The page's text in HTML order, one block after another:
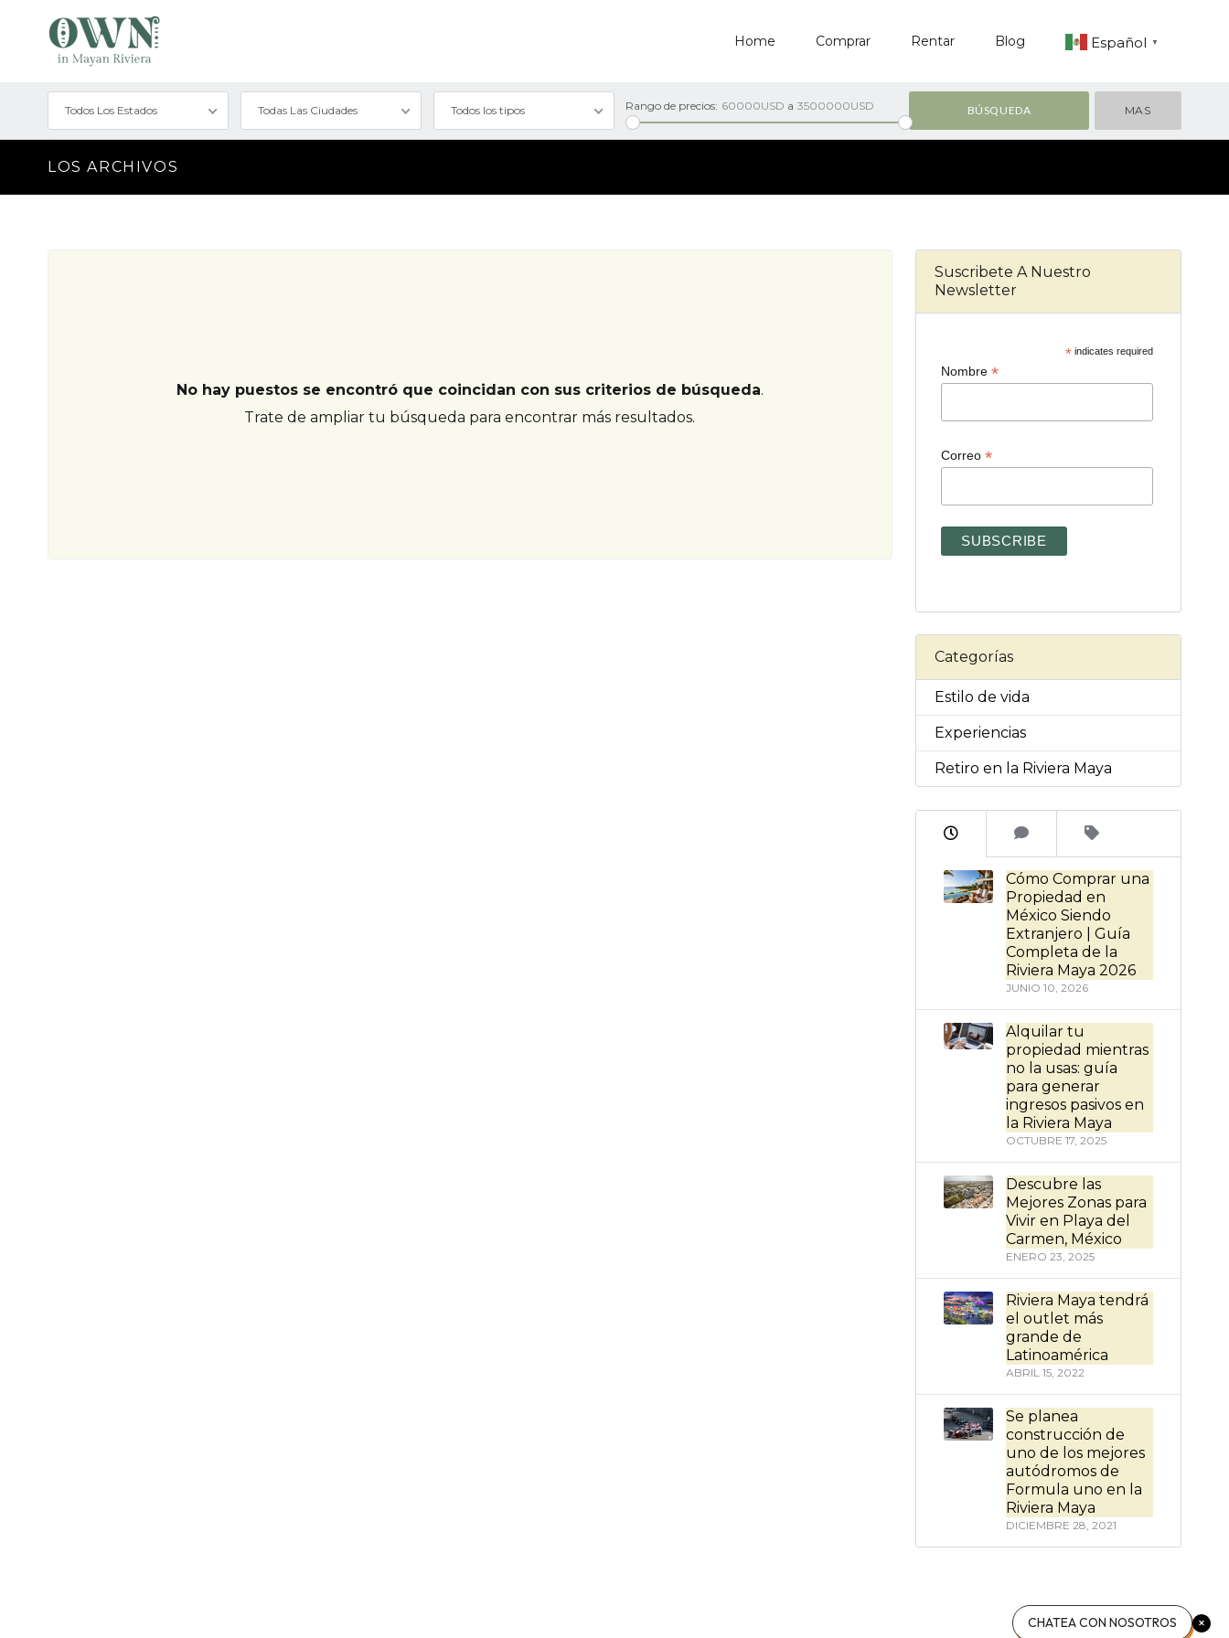
Home Comprar Rentar Blog Español ▼
Todos Los Estados Todas Las Ciudades Todos los tipos Rango de precios: 60000USD a 3500000USD MAS
LOS ARCHIVOS
No hay puestos se encontró que coincidan con sus criterios de búsqueda.
Trate de ampliar tu búsqueda para encontrar más resultados.
Suscribete A Nuestro
Newsletter
* indicates required
Nombre*
Correo*
Categorías
Estilo de vida
Experiencias
Retiro en la Riviera Maya
Cómo Comprar una
Propiedad en
México Siendo
Extranjero | Guía
Completa de la
Riviera Maya 2026
JUNIO 10, 2026
Alquilar tu
propiedad mientras
no la usas: guía
para generar
ingresos pasivos en
la Riviera Maya
OCTUBRE 17, 2025
Descubre las
Mejores Zonas para
Vivir en Playa del
Carmen, México
ENERO 23, 2025
Riviera Maya tendrá
el outlet más
grande de
Latinoamérica
ABRIL 15, 2022
Se planea
construcción de
uno de los mejores
autódromos de
Formula uno en la
Riviera Maya
DICIEMBRE 28, 2021
CHATEA CON NOSOTROS